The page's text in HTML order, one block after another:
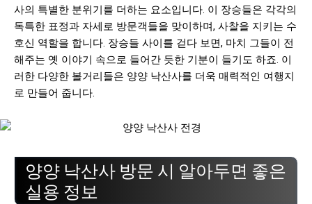
사의 특별한 분위기를 더하는 요소입니다. 이 장승들은 각각의
독특한 표정과 자세로 방문객들을 맞이하며, 사찰을 지키는 수
호신 역할을 합니다. 장승들 사이를 걷다 보면, 마치 그들이 전
해주는 옛 이야기 속으로 들어간 듯한 기분이 들기도 하죠. 이
러한 다양한 볼거리들은 양양 낙산사를 더욱 매력적인 여행지
로 만들어 줍니다.
양양 낙산사 방문 시 알아두면 좋은
실용 정보